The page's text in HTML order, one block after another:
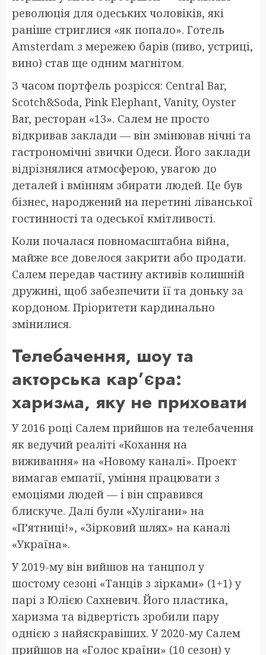
революція для одеських чоловіків, які
раніше стриглися «як попало». Готель
Amsterdam з мережею барів (пиво, устриці,
вино) став ще одним магнітом.
З часом портфель розрісся: Central Bar,
Scotch&Soda, Pink Elephant, Vanity, Oyster
Bar, ресторан «13». Салем не просто
відкривав заклади — він змінював нічні та
гастрономічні звички Одеси. Його заклади
відрізнялися атмосферою, увагою до
деталей і вмінням збирати людей. Це був
бізнес, народжений на перетині ліванської
гостинності та одеської кмітливості.
Коли почалася повномасштабна війна,
майже все довелося закрити або продати.
Салем передав частину активів колишній
дружині, щоб забезпечити її та доньку за
кордоном. Пріоритети кардинально
змінилися.
Телебачення, шоу та
акторська кар’єра:
харизма, яку не приховати
У 2016 році Салем прийшов на телебачення
як ведучий реаліті «Кохання на
виживання» на «Новому каналі». Проект
вимагав емпатії, уміння працювати з
емоціями людей — і він справився
блискуче. Далі були «Хулігани» на
«П’ятниці!», «Зірковий шлях» на каналі
«Україна».
У 2019-му він вийшов на танцпол у
шостому сезоні «Танців з зірками» (1+1) у
парі з Юлією Сахневич. Його пластика,
харизма та відвертість зробили пару
однією з найяскравіших. У 2020-му Салем
прийшов на «Голос країни» (10 сезон) у